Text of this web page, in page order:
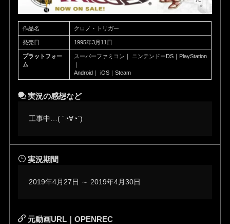
作品名 クロノ・トリガー
発売日 1995年3月11日
プラットフォー
ム
スーパーファミコン｜ ニンテンドーDS｜PlayStation
Android｜ iOS｜Steam
実況の感想など
工事中…( ´◔∀◔`)ゞ
実況期間
2019年4月27日 ～ 2019年4月30日
元動画URL｜OPENREC